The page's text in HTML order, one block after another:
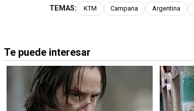
TEMAS: KTM Campana Argentina